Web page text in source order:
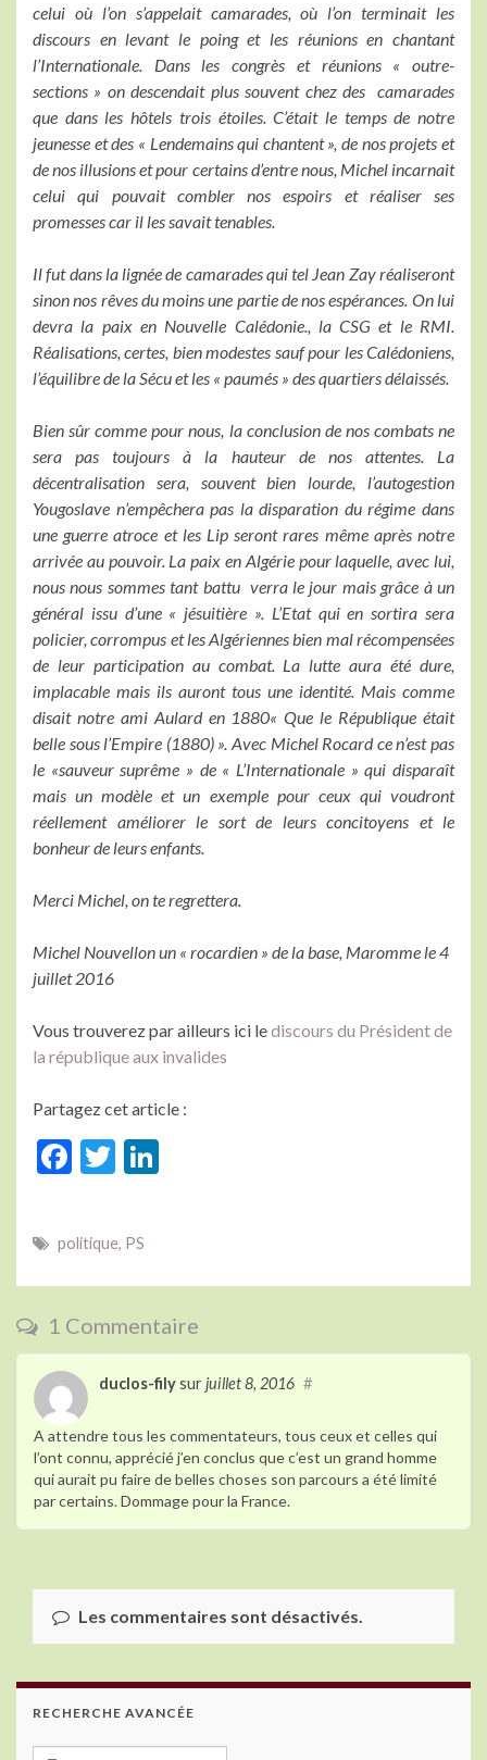
celui où l’on s’appelait camarades, où l’on terminait les
discours en levant le poing et les réunions en chantant
l’Internationale. Dans les congrès et réunions « outre-
sections » on descendait plus souvent chez des camarades
que dans les hôtels trois étoiles. C’était le temps de notre
jeunesse et des « Lendemains qui chantent », de nos projets et
de nos illusions et pour certains d’entre nous, Michel incarnait
celui qui pouvait combler nos espoirs et réaliser ses
promesses car il les savait tenables.
Il fut dans la lignée de camarades qui tel Jean Zay réaliseront
sinon nos rêves du moins une partie de nos espérances. On lui
devra la paix en Nouvelle Calédonie., la CSG et le RMI.
Réalisations, certes, bien modestes sauf pour les Calédoniens,
l’équilibre de la Sécu et les « paumés » des quartiers délaissés.
Bien sûr comme pour nous, la conclusion de nos combats ne
sera pas toujours à la hauteur de nos attentes. La
décentralisation sera, souvent bien lourde, l’autogestion
Yougoslave n’empêchera pas la disparation du régime dans
une guerre atroce et les Lip seront rares même après notre
arrivée au pouvoir. La paix en Algérie pour laquelle, avec lui,
nous nous sommes tant battu verra le jour mais grâce à un
général issu d’une « jésuitière ». L’Etat qui en sortira sera
policier, corrompus et les Algériennes bien mal récompensées
de leur participation au combat. La lutte aura été dure,
implacable mais ils auront tous une identité. Mais comme
disait notre ami Aulard en 1880« Que le République était
belle sous l’Empire (1880) ». Avec Michel Rocard ce n’est pas
le «sauveur suprême » de « L’Internationale » qui disparaît
mais un modèle et un exemple pour ceux qui voudront
réellement améliorer le sort de leurs concitoyens et le
bonheur de leurs enfants.
Merci Michel, on te regrettera.
Michel Nouvellon un « rocardien » de la base, Maromme le 4
juillet 2016
Vous trouverez par ailleurs ici lediscours du Président de
la république aux invalides
Partagez cet article :
F
e
b
o
o
k
T
itt
er
n
politique, PS
1 Commentaire
duclos-filysur juillet 8, 2016 #
A attendre tous les commentateurs, tous ceux et celles qui
l’ont connu, apprécié j’en conclus que c’est un grand homme
qui aurait pu faire de belles choses son parcours a été limité
par certains. Dommage pour la France.
Les commentaires sont désactivés.
RECHERCHE AVANCÉE